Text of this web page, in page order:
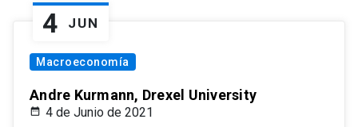
4 JUN
Macroeconomía
Andre Kurmann, Drexel University
4 de Junio de 2021